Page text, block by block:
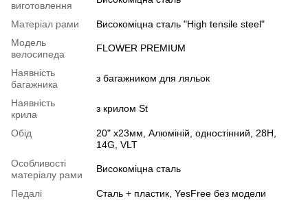
виготовлення
Матеріал рами
Високоміцна сталь "High tensile steel"
Модель
велосипеда
FLOWER PREMIUM
Наявність
багажника
з багажником для ляльок
Наявність
крила
з крилом St
Обід
20" х23мм, Алюмiнiй, одностінний, 28H,
14G, VLT
Особливості
матеріалу рами
Високоміцна сталь
Педалі
Сталь + пластик, YesFree без модели